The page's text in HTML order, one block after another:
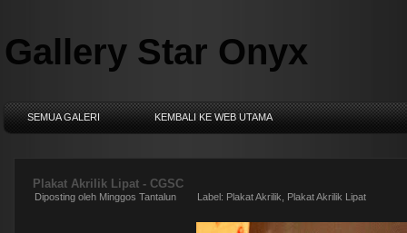
Gallery Star Onyx
SEMUA GALERI KEMBALI KE WEB UTAMA
Plakat Akrilik Lipat - CGSC
Diposting oleh Minggos Tantalun Label: Plakat Akrilik Plakat Akrilik Lipat